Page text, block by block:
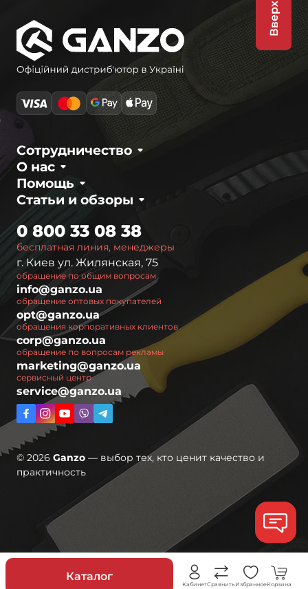
СкидкиКаталог
КабинетСравнитьИзбранноеКорзина
Вверх
О нас
Сотрудничество
Статьи и обзоры
Помощь
бесплатная линия, менеджеры
0 800 33 08 38
г. Киев ул. Жилянская, 75
обращение по общим вопросам
info@ganzo.ua
обращение оптовых покупателей
opt@ganzo.ua
обращения корпоративных клиентов
corp@ganzo.ua
обращение по вопросам рекламы
marketing@ganzo.ua
сервисный центр
service@ganzo.ua
© 2026 Ganzo — выбор тех, кто ценит качество и
практичность